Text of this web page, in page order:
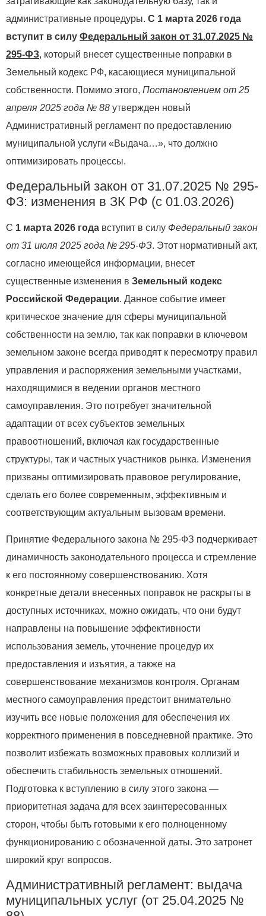
административные процедуры. С 1 марта 2026 года
вступит в силу Федеральный закон от 31.07.2025 №
295-ФЗ, который внесет существенные поправки в
Земельный кодекс РФ, касающиеся муниципальной
собственности. Помимо этого, Постановлением от 25
апреля 2025 года № 88 утвержден новый
Административный регламент по предоставлению
муниципальной услуги «Выдача…», что должно
оптимизировать процессы.
Федеральный закон от 31.07.2025 № 295-
ФЗ: изменения в ЗК РФ (с 01.03.2026)
С 1 марта 2026 года вступит в силу Федеральный закон
от 31 июля 2025 года № 295-ФЗ. Этот нормативный акт,
согласно имеющейся информации, внесет
существенные изменения в Земельный кодекс
Российской Федерации. Данное событие имеет
критическое значение для сферы муниципальной
собственности на землю, так как поправки в ключевом
земельном законе всегда приводят к пересмотру правил
управления и распоряжения земельными участками,
находящимися в ведении органов местного
самоуправления. Это потребует значительной
адаптации от всех субъектов земельных
правоотношений, включая как государственные
структуры, так и частных участников рынка. Изменения
призваны оптимизировать правовое регулирование,
сделать его более современным, эффективным и
соответствующим актуальным вызовам времени.
Принятие Федерального закона № 295-ФЗ подчеркивает
динамичность законодательного процесса и стремление
к его постоянному совершенствованию. Хотя
конкретные детали внесенных поправок не раскрыты в
доступных источниках, можно ожидать, что они будут
направлены на повышение эффективности
использования земель, уточнение процедур их
предоставления и изъятия, а также на
совершенствование механизмов контроля. Органам
местного самоуправления предстоит внимательно
изучить все новые положения для обеспечения их
корректного применения в повседневной практике. Это
позволит избежать возможных правовых коллизий и
обеспечить стабильность земельных отношений.
Подготовка к вступлению в силу этого закона —
приоритетная задача для всех заинтересованных
сторон, чтобы быть готовыми к его полноценному
функционированию с обозначенной даты. Это затронет
широкий круг вопросов.
Административный регламент: выдача
муниципальных услуг (от 25.04.2025 №